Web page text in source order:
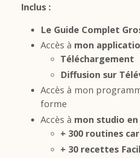
Inclus :
Le Guide Complet
Accès à mon
Téléchargement
Diffusion sur
Accès à mon
forme
Accès à mon studio
+ 300 routines
+ 30 recettes